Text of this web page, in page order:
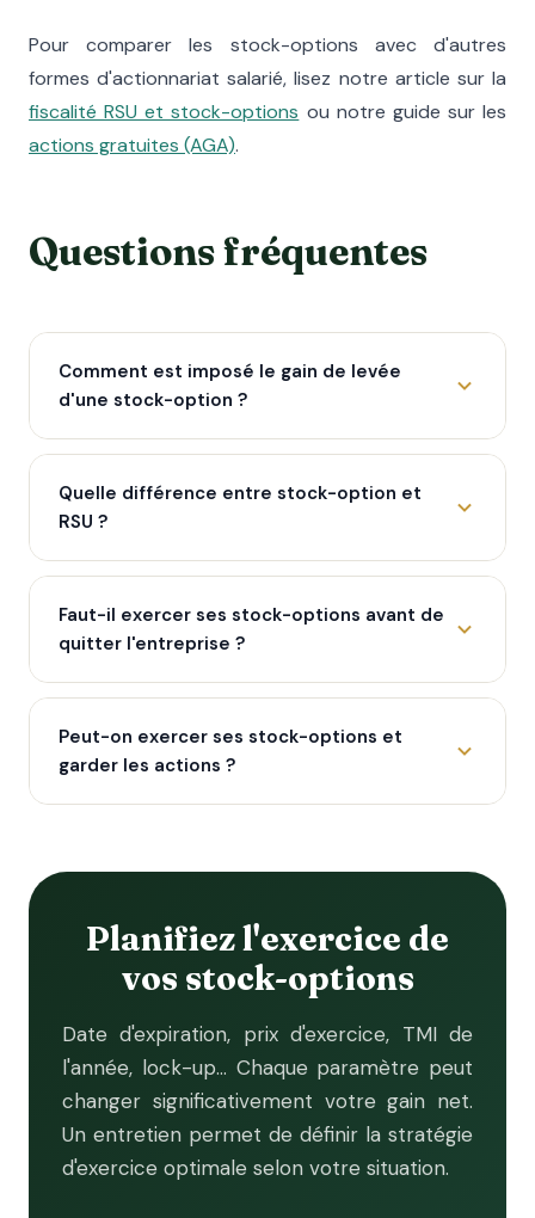
Pour comparer les stock-options avec d'autres
formes d'actionnariat salarié, lisez notre article sur la
fiscalité RSU et stock-options ou notre guide sur les
actions gratuites (AGA).
Questions fréquentes
Comment est imposé le gain de levée
d'une stock-option ?
Quelle différence entre stock-option et
RSU ?
Faut-il exercer ses stock-options avant de
quitter l'entreprise ?
Peut-on exercer ses stock-options et
garder les actions ?
Planifiez l'exercice de
vos stock-options
Date d'expiration, prix d'exercice, TMI de
l'année, lock-up… Chaque paramètre peut
changer significativement votre gain net.
Un entretien permet de définir la stratégie
d'exercice optimale selon votre situation.